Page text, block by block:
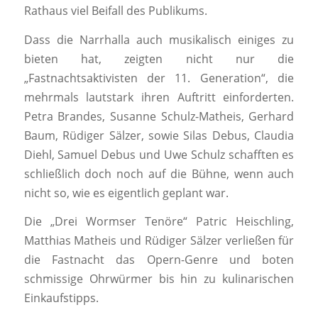
Rathaus viel Beifall des Publikums.
Dass die Narrhalla auch musikalisch einiges zu
bieten hat, zeigten nicht nur die
„Fastnachtsaktivisten der 11. Generation“, die
mehrmals lautstark ihren Auftritt einforderten.
Petra Brandes, Susanne Schulz-Matheis, Gerhard
Baum, Rüdiger Sälzer, sowie Silas Debus, Claudia
Diehl, Samuel Debus und Uwe Schulz schafften es
schließlich doch noch auf die Bühne, wenn auch
nicht so, wie es eigentlich geplant war.
Die „Drei Wormser Tenöre“ Patric Heischling,
Matthias Matheis und Rüdiger Sälzer verließen für
die Fastnacht das Opern-Genre und boten
schmissige Ohrwürmer bis hin zu kulinarischen
Einkaufstipps.